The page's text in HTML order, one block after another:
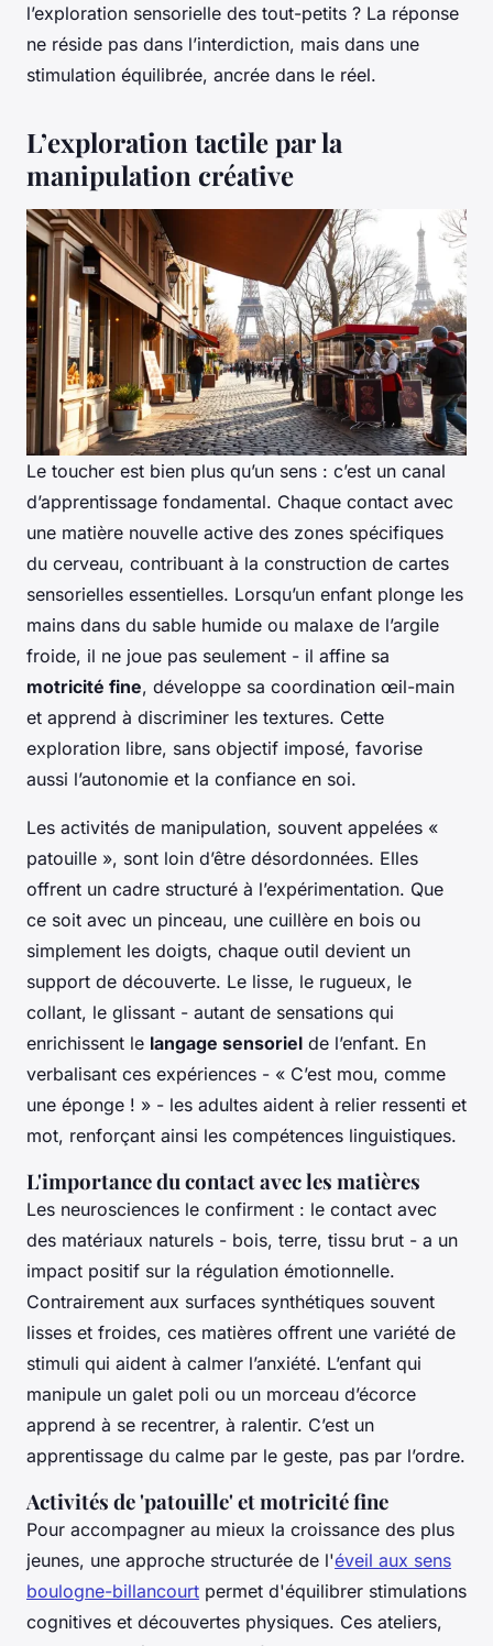
l’exploration sensorielle des tout-petits ? La réponse
ne réside pas dans l’interdiction, mais dans une
stimulation équilibrée, ancrée dans le réel.
L’exploration tactile par la
manipulation créative
Le toucher est bien plus qu’un sens : c’est un canal
d’apprentissage fondamental. Chaque contact avec
une matière nouvelle active des zones spécifiques
du cerveau, contribuant à la construction de cartes
sensorielles essentielles. Lorsqu’un enfant plonge les
mains dans du sable humide ou malaxe de l’argile
froide, il ne joue pas seulement - il affine sa
motricité fine, développe sa coordination œil-main
et apprend à discriminer les textures. Cette
exploration libre, sans objectif imposé, favorise
aussi l’autonomie et la confiance en soi.
Les activités de manipulation, souvent appelées «
patouille », sont loin d’être désordonnées. Elles
offrent un cadre structuré à l’expérimentation. Que
ce soit avec un pinceau, une cuillère en bois ou
simplement les doigts, chaque outil devient un
support de découverte. Le lisse, le rugueux, le
collant, le glissant - autant de sensations qui
enrichissent le langage sensoriel de l’enfant. En
verbalisant ces expériences - « C’est mou, comme
une éponge ! » - les adultes aident à relier ressenti et
mot, renforçant ainsi les compétences linguistiques.
L'importance du contact avec les matières
Les neurosciences le confirment : le contact avec
des matériaux naturels - bois, terre, tissu brut - a un
impact positif sur la régulation émotionnelle.
Contrairement aux surfaces synthétiques souvent
lisses et froides, ces matières offrent une variété de
stimuli qui aident à calmer l’anxiété. L’enfant qui
manipule un galet poli ou un morceau d’écorce
apprend à se recentrer, à ralentir. C’est un
apprentissage du calme par le geste, pas par l’ordre.
Activités de 'patouille' et motricité fine
Pour accompagner au mieux la croissance des plus
jeunes, une approche structurée de l'éveil aux sens
boulogne-billancourt permet d'équilibrer stimulations
cognitives et découvertes physiques. Ces ateliers,